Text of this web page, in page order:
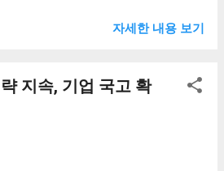
통 자산으로 자리잡고 있는만큼, 이
다. 비트코인 최저치로의 하락 최근
저치로 하락한 것은 여러 가지 요인
트코인과 같은 디지털 자산에 대한
많은 투자자들의 관심을 이끌어낸
폐 전체 시장의 긍정적인 흐름과도
규제 완화와 인프라 구축 등이 뒷받
내에서 더욱 주목받고 있으며, 이로
자세한 내용 보기
지속, 기업 국고 확